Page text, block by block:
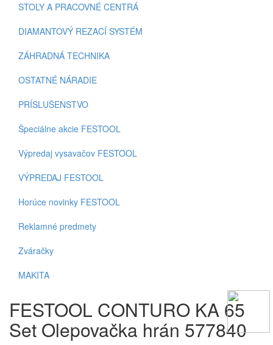
STOLY A PRACOVNÉ CENTRÁ
DIAMANTOVÝ REZACÍ SYSTÉM
ZÁHRADNÁ TECHNIKA
OSTATNÉ NÁRADIE
PRÍSLUŠENSTVO
Špeciálne akcie FESTOOL
Výpredaj vysavačov FESTOOL
VÝPREDAJ FESTOOL
Horúce novinky FESTOOL
Reklamné predmety
Zváračky
MAKITA
FESTOOL CONTURO KA 65
Set Olepovačka hrán 577840